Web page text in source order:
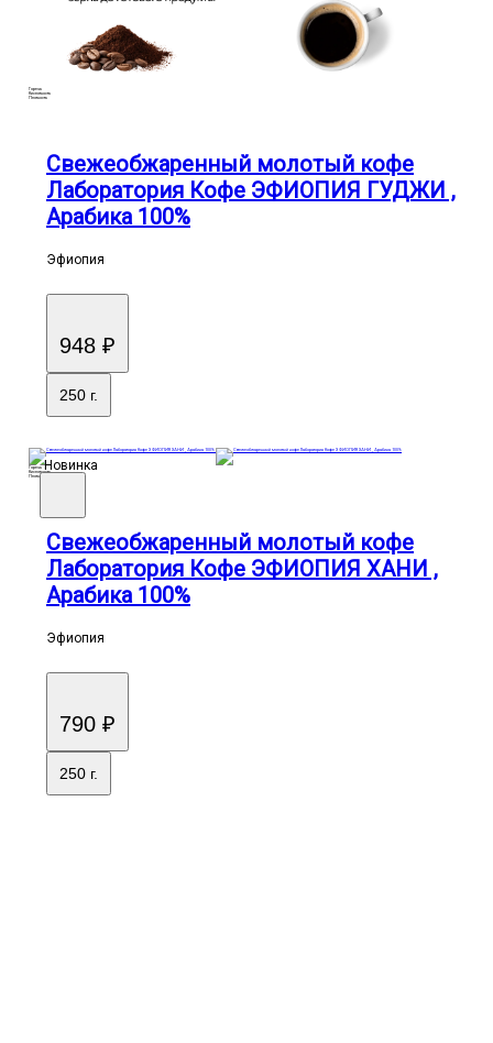
Горечь
Кислотность
Плотность
Свежеобжаренный молотый кофе
Лаборатория Кофе ЭФИОПИЯ ГУДЖИ ,
Арабика 100%
Эфиопия
948 ₽
250 г.
Новинка
Горечь
Кислотность
Плотность
Свежеобжаренный молотый кофе
Лаборатория Кофе ЭФИОПИЯ ХАНИ ,
Арабика 100%
Эфиопия
790 ₽
250 г.